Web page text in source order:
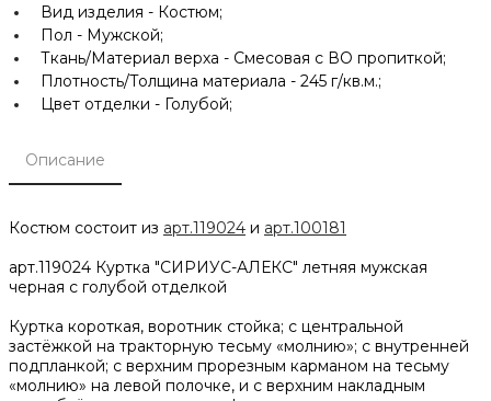
Вид изделия - Костюм;
Пол - Мужской;
Ткань/Материал верха - Смесовая с ВО пропиткой;
Плотность/Толщина материала - 245 г/кв.м.;
Цвет отделки - Голубой;
Описание
Костюм состоит из арт.119024 и арт.100181
арт.119024 Куртка "СИРИУС-АЛЕКС" летняя мужская
черная с голубой отделкой
Куртка короткая, воротник стойка; с центральной
застёжкой на тракторную тесьму «молнию»; с внутренней
подпланкой; с верхним прорезным карманом на тесьму
«молнию» на левой полочке, и с верхним накладным